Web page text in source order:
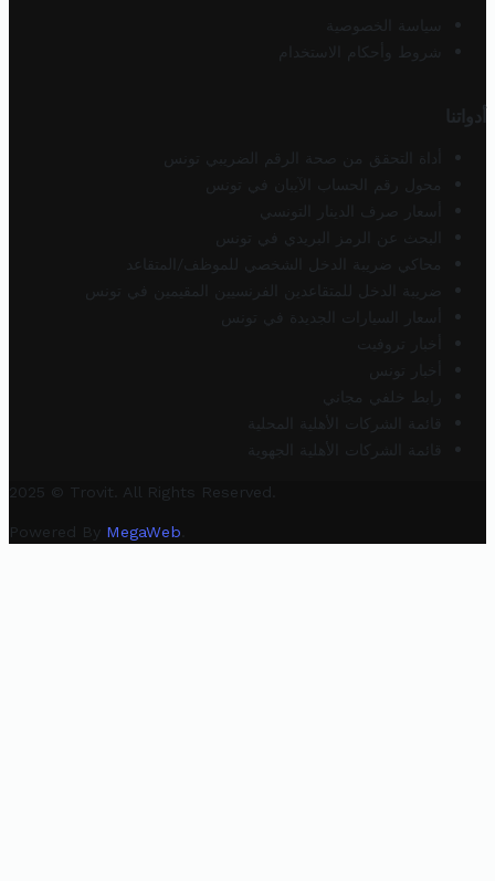
سياسة الخصوصية
شروط وأحكام الاستخدام
أدواتنا
أداة التحقق من صحة الرقم الضريبي تونس
محول رقم الحساب الآيبان في تونس
أسعار صرف الدينار التونسي
البحث عن الرمز البريدي في تونس
محاكي ضريبة الدخل الشخصي للموظف/المتقاعد
ضريبة الدخل للمتقاعدين الفرنسيين المقيمين في تونس
أسعار السيارات الجديدة في تونس
أخبار تروفيت
أخبار تونس
رابط خلفي مجاني
قائمة الشركات الأهلية المحلية
قائمة الشركات الأهلية الجهوية
2025 © Trovit. All Rights Reserved.
Powered By MegaWeb